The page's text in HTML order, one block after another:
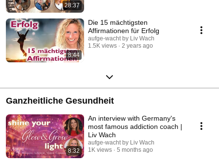
28:37
8:44
Die 15 mächtigsten
Affirmationen für Erfolg
aufge-wacht by Liv Wach
1.5K views
2 years ago
Ganzheitliche Gesundheit
8:32
An interview with Germany's
most famous addiction coach |
Liv Wach
aufge-wacht by Liv Wach
1K views
5 months ago